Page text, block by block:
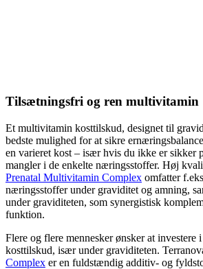
Tilsætningsfri og ren multivitamin
Et multivitamin kosttilskud, designet til
bedste mulighed for at sikre
en varieret kost – især hvis du ikke er sikker
mangler i de enkelte næringsstoffer. Høj
Prenatal Multivitamin Complex omfatter
næringsstoffer under graviditet og amning,
under graviditeten, som synergistisk
funktion.
Flere og flere mennesker ønsker at investere
kosttilskud, især under graviditeten.
Complex er en fuldstændig additiv- og